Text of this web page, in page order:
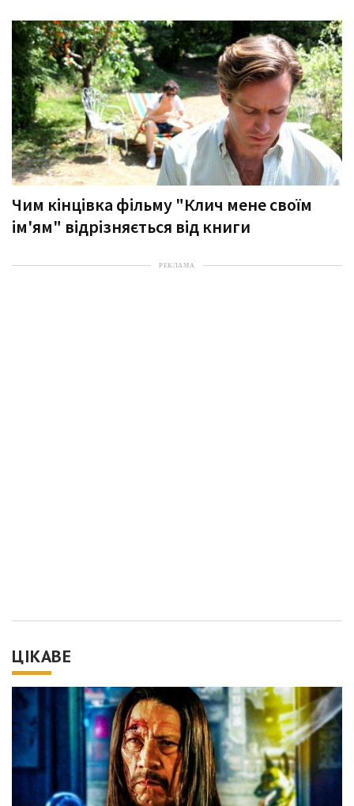
Чим кінцівка фільму "Клич мене своїм
ім'ям" відрізняється від книги
РЕКЛАМА
ЦІКАВЕ